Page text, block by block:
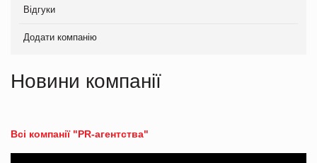
Відгуки
Додати компанію
Новини компанії
Всі компанії "PR-агентства"